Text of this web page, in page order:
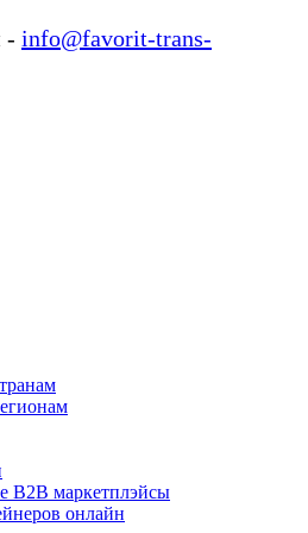
- info@favorit-trans-
B2B маркетплэйсы
онлайн